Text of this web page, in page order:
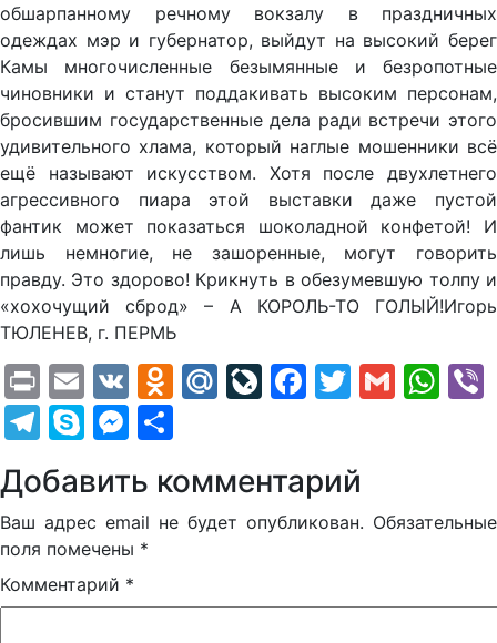
обшарпанному речному вокзалу в праздничных
одеждах мэр и губернатор, выйдут на высокий берег
Камы многочисленные безымянные и безропотные
чиновники и станут поддакивать высоким персонам,
бросившим государственные дела ради встречи этого
удивительного хлама, который наглые мошенники всё
ещё называют искусством. Хотя после двухлетнего
агрессивного пиара этой выставки даже пустой
фантик может показаться шоколадной конфетой! И
лишь немногие, не зашоренные, могут говорить
правду. Это здорово! Крикнуть в обезумевшую толпу и
«хохочущий сброд» – А КОРОЛЬ-ТО ГОЛЫЙ!Игорь
ТЮЛЕНЕВ, г. ПЕРМЬ
PrintEmail
VK Odnoklassniki
Mail.Ru
LiveJournal
Facebook
Twitter
Gmail
Telegram
SkypeMessenger
Добавить комментарий
Ваш адрес email не будет опубликован. Обязательные
поля помечены *
Комментарий *